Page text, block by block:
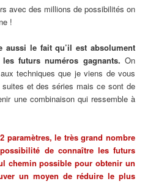
avec des millions de possibilités on
!
aussi le fait qu’il est absolument
futurs numéros gagnants. On
techniques que je viens de vous
et des séries mais ce sont de
une combinaison qui ressemble à
paramètres, le très grand nombre
de connaître les futurs
chemin possible pour obtenir un
un moyen de réduire le plus